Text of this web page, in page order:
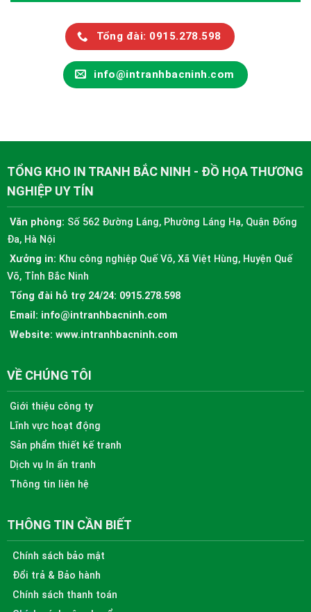
Tổng đài: 0915.278.598
info@intranhbacninh.com
TỔNG KHO IN TRANH BẮC NINH - ĐỒ HỌA THƯƠNG
NGHIỆP UY TÍN
Văn phòng: Số 562 Đường Láng, Phường Láng Hạ, Quận Đống
Đa, Hà Nội
Xưởng in: Khu công nghiệp Quế Võ, Xã Việt Hùng, Huyện Quế
Võ, Tỉnh Bắc Ninh
Tổng đài hỗ trợ 24/24: 0915.278.598
Email: info@intranhbacninh.com
Website: www.intranhbacninh.com
VỀ CHÚNG TÔI
Giới thiệu công ty
Lĩnh vực hoạt động
Sản phẩm thiết kế tranh
Dịch vụ In ấn tranh
Thông tin liên hệ
THÔNG TIN CẦN BIẾT
Chính sách bảo mật
Đổi trả & Bảo hành
Chính sách thanh toán